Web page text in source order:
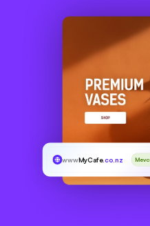
wwwMyCafe.co.nz